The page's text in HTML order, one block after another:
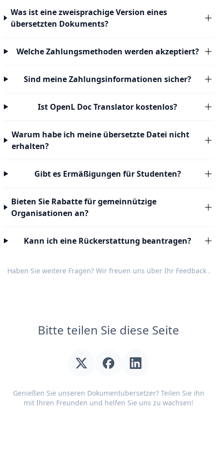
Was ist eine zweisprachige Version eines
übersetzten Dokuments?
Welche Zahlungsmethoden werden akzeptiert?
Sind meine Zahlungsinformationen sicher?
Ist OpenL Doc Translator kostenlos?
Warum habe ich meine übersetzte Datei nicht
erhalten?
Gibt es Ermäßigungen für Studenten?
Bieten Sie Rabatte für gemeinnützige
Organisationen an?
Kann ich eine Rückerstattung beantragen?
Haben Sie weitere Fragen? Wir freuen uns über Ihr Feedback.
Bitte teilen Sie diese Seite
Genießen Sie unseren Dokumentübersetzer? Teilen Sie ihn
mit Ihren Freunden und helfen Sie uns zu wachsen!